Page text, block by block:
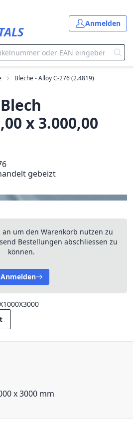
Anmelden
Bleche - Alloy C-276 (2.4819)
x 3.000,00
gebeizt
an um den Warenkorb nutzen zu
Bestellungen abschliessen zu
können.
Anmelden
x 3000 mm